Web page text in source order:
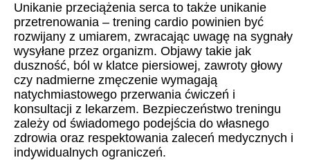
Unikanie przeciążenia serca to także unikanie
przetrenowania – trening cardio powinien być
rozwijany z umiarem, zwracając uwagę na sygnały
wysyłane przez organizm. Objawy takie jak
duszność, ból w klatce piersiowej, zawroty głowy
czy nadmierne zmęczenie wymagają
natychmiastowego przerwania ćwiczeń i
konsultacji z lekarzem. Bezpieczeństwo treningu
zależy od świadomego podejścia do własnego
zdrowia oraz respektowania zaleceń medycznych i
indywidualnych ograniczeń.